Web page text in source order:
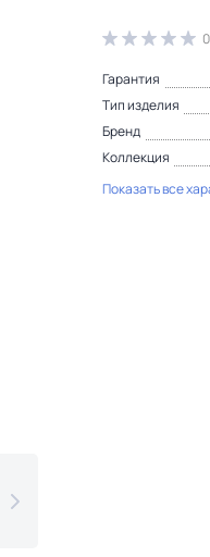
0
Гарантия
Тип изделия
Бренд
Коллекция
Показать все